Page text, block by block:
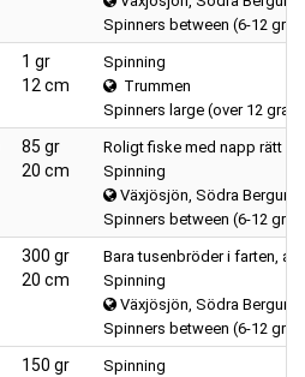
Spinners between (6-12
1 gr
12 cm
Spinning
Trummen
Spinners large (over 12
85 gr
20 cm
Roligt fiske med napp rätt
Spinning
Växjösjön, Södra
Spinners between (6-12
300 gr
20 cm
Bara tusenbröder i farten,
Spinning
Växjösjön, Södra
Spinners between (6-12
150 gr
Spinning